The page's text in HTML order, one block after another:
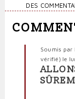
DES
Soumis par
vérifié) le
En
réponse